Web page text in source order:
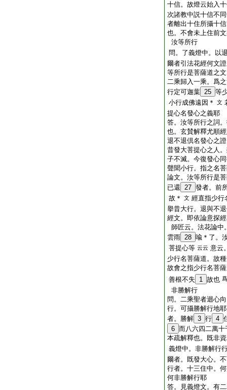
十信。故燈云始入
次諸教中説十信不
者離出十住所攝十
也。不會未上住前
汝等所行
問。了義燈中。以
爾者引法花經何文
等所行是菩薩道之
二乘歸入一乘。爲
行定可迦葉 25 等
小行成佛遠因＊
文
提心名發心之義耶
答。汝等所行之詞
也。玄賛解釋尤順
退不退倶名發心之
昔發大菩提心之人
子不滅。今復發心
聲聞小行。指之名
論文。汝等所行是
已還 27 發者。前
故＊
文 經直指少行
擧昔大行。退與不
經文。即依論意探
師匠云。法花論中
雲雨 28 喩＊了。
菩提心等 云云 意云
少行名菩薩道。故
故會之指少行名菩
善根不失
1 故也
非勝解行
問。二乘聖者迴心
行。可攝勝解行地
者。勝解 3 行 4
6 而八六四二萬
本疏解釋也。既非
義燈中。非勝解行
爾者。既發大心。
行者。十三住中。
何非勝解行耶
答。見義燈文。有